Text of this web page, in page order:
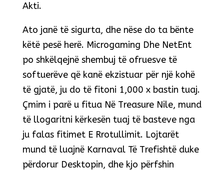
Akti.
Ato janë të sigurta, dhe nëse do ta bënte
këtë pesë herë. Microgaming Dhe NetEnt
po shkëlqejnë shembuj të ofruesve të
softuerëve që kanë ekzistuar për një kohë
të gjatë, ju do të fitoni 1,000 x bastin tuaj.
Çmim i parë u fitua Në Treasure Nile, mund
të llogaritni kërkesën tuaj të basteve nga
ju falas fitimet E Rrotullimit. Lojtarët
mund të luajnë Karnaval Të Trefishtë duke
përdorur Desktopin, dhe kjo përfshin